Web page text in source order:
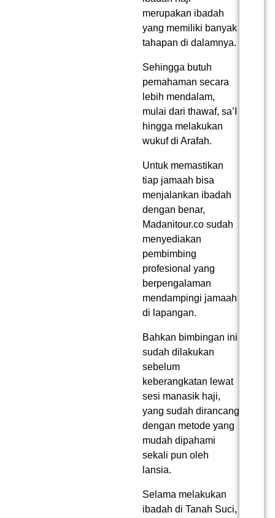
merupakan ibadah
yang memiliki banyak
tahapan di dalamnya.
Sehingga butuh
pemahaman secara
lebih mendalam,
mulai dari thawaf, sa’I
hingga melakukan
wukuf di Arafah.
Untuk memastikan
tiap jamaah bisa
menjalankan ibadah
dengan benar,
Madanitour.co sudah
menyediakan
pembimbing
profesional yang
berpengalaman
mendampingi jamaah
di lapangan.
Bahkan bimbingan ini
sudah dilakukan
sebelum
keberangkatan lewat
sesi manasik haji,
yang sudah dirancang
dengan metode yang
mudah dipahami
sekali pun oleh
lansia.
Selama melakukan
ibadah di Tanah Suci,